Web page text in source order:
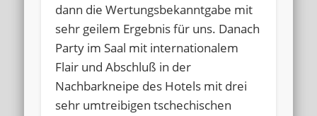
dann die Wertungsbekanntgabe mit
sehr geilem Ergebnis für uns. Danach
Party im Saal mit internationalem
Flair und Abschluß in der
Nachbarkneipe des Hotels mit drei
sehr umtreibigen tschechischen